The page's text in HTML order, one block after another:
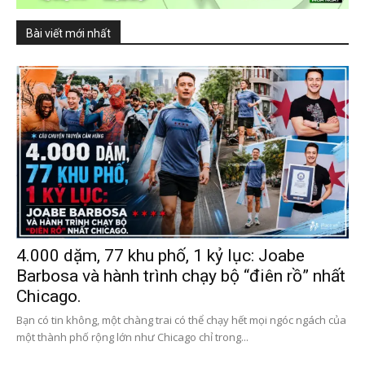
Bài viết mới nhất
4.000 dặm, 77 khu phố, 1 kỷ lục: Joabe
Barbosa và hành trình chạy bộ “điên rồ” nhất
Chicago.
Bạn có tin không, một chàng trai có thể chạy hết mọi ngóc ngách của
một thành phố rộng lớn như Chicago chỉ trong...